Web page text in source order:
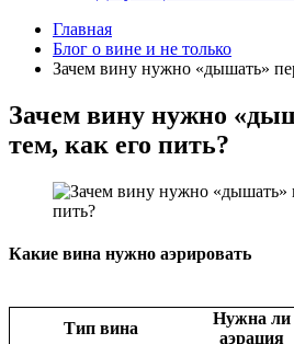
Главная
Блог о вине и не только
Зачем вину нужно «дышать»
Зачем вину нужно
тем, как его пить?
Какие вина нужно аэрировать
Тип вина
Нужна ли
аэрация